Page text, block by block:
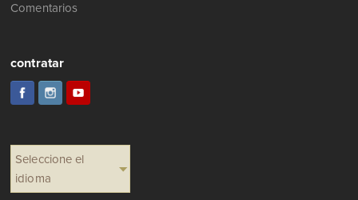
Comentarios
contratar
Seleccione el
idioma